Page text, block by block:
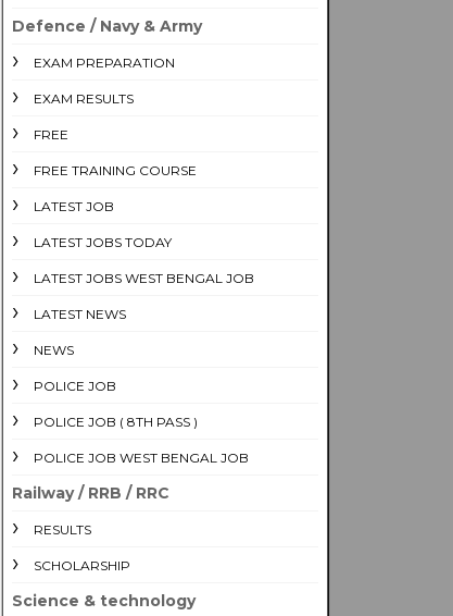
Defence / Navy & Army
EXAM PREPARATION
EXAM RESULTS
FREE
FREE TRAINING COURSE
LATEST JOB
LATEST JOBS TODAY
LATEST JOBS WEST BENGAL JOB
LATEST NEWS
NEWS
POLICE JOB
POLICE JOB ( 8TH PASS )
POLICE JOB WEST BENGAL JOB
Railway / RRB / RRC
RESULTS
SCHOLARSHIP
Science & technology